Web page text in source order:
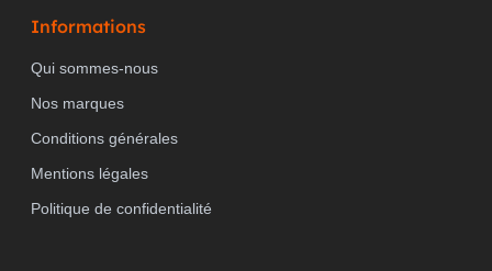
Informations
Qui sommes-nous
Nos marques
Conditions générales
Mentions légales
Politique de confidentialité